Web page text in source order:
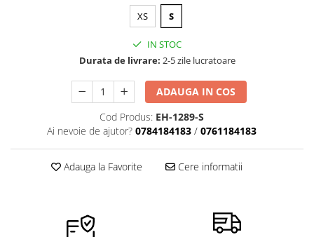
XS S
IN STOC
Durata de livrare: 2-5 zile lucratoare
ADAUGA IN COS
Cod Produs: EH-1289-S
Ai nevoie de ajutor? 0784184183 / 0761184183
Adauga la Favorite Cere informatii